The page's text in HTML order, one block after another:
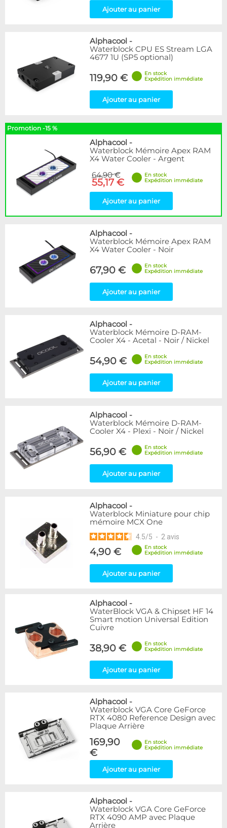
Ajouter au panier
Alphacool -
Waterblock CPU ES Stream LGA
4677 1U (SP5 optional)
119,90 €
En stock
Expédition immédiate
Ajouter au panier
Promotion -15 %
Alphacool -
Waterblock Mémoire Apex RAM
X4 Water Cooler - Argent
64,90 €
55,17 €
En stock
Expédition immédiate
Ajouter au panier
Alphacool -
Waterblock Mémoire Apex RAM
X4 Water Cooler - Noir
67,90 €
En stock
Expédition immédiate
Ajouter au panier
Alphacool -
Waterblock Mémoire D-RAM-
Cooler X4 - Acetal - Noir / Nickel
54,90 €
En stock
Expédition immédiate
Ajouter au panier
Alphacool -
Waterblock Mémoire D-RAM-
Cooler X4 - Plexi - Noir / Nickel
56,90 €
En stock
Expédition immédiate
Ajouter au panier
Alphacool -
Waterblock Miniature pour chip
mémoire MCX One
4.5/5 - 2 avis
4,90 €
En stock
Expédition immédiate
Ajouter au panier
Alphacool -
WaterBlock VGA & Chipset HF 14
Smart motion Universal Edition
Cuivre
38,90 €
En stock
Expédition immédiate
Ajouter au panier
Alphacool -
Waterblock VGA Core GeForce
RTX 4080 Reference Design avec
Plaque Arrière
169,90
€
En stock
Expédition immédiate
Ajouter au panier
Alphacool -
Waterblock VGA Core GeForce
RTX 4090 AMP avec Plaque
Arrière